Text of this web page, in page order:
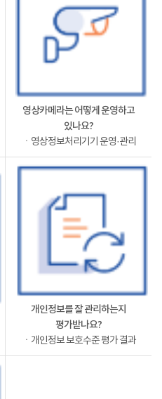
영상카메라는 어떻게 운영하고
있나요?
ㆍ영상정보처리기기 운영·관리
개인정보를 잘 관리하는지
평가받나요?
ㆍ개인정보 보호수준 평가 결과